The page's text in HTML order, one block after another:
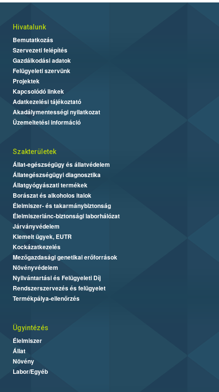
Hivatalunk
Bemutatkozás
Szervezeti felépítés
Gazdálkodási adatok
Felügyeleti szervünk
Projektek
Kapcsolódó linkek
Adatkezelési tájékoztató
Akadálymentességi nyilatkozat
Üzemeltetési információ
Szakterületek
Állat-egészségügy és állatvédelem
Állategészségügyi diagnosztika
Állatgyógyászati termékek
Borászat és alkoholos italok
Élelmiszer- és takarmánybiztonság
Élelmiszerlánc-biztonsági laborhálózat
Járványvédelem
Kiemelt ügyek, EUTR
Kockázatkezelés
Mezőgazdasági genetikai erőforrások
Növényvédelem
Nyilvántartási és Felügyeleti Díj
Rendszerszervezés és felügyelet
Termékpálya-ellenőrzés
Ügyintézés
Élelmiszer
Állat
Növény
Labor/Egyéb